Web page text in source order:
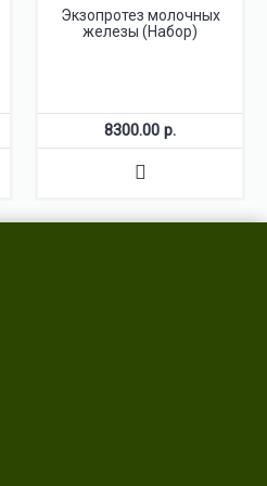
Экзопротез молочных
железы (Набор)
8300.00 р.